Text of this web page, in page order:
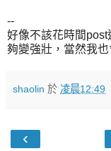
--
好像不該花時間
夠變強壯，當然我也
shaolin 於 凌晨12:49
‹